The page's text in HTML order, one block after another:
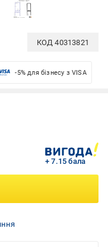
КОД40313821
-5% для бізнесу з VISA
+ 7.15 бала